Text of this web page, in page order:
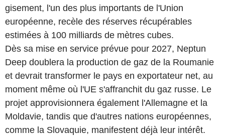
gisement, l'un des plus importants de l'Union
européenne, recèle des réserves récupérables
estimées à 100 milliards de mètres cubes.
Dès sa mise en service prévue pour 2027, Neptun
Deep doublera la production de gaz de la Roumanie
et devrait transformer le pays en exportateur net, au
moment même où l'UE s'affranchit du gaz russe. Le
projet approvisionnera également l'Allemagne et la
Moldavie, tandis que d'autres nations européennes,
comme la Slovaquie, manifestent déjà leur intérêt.